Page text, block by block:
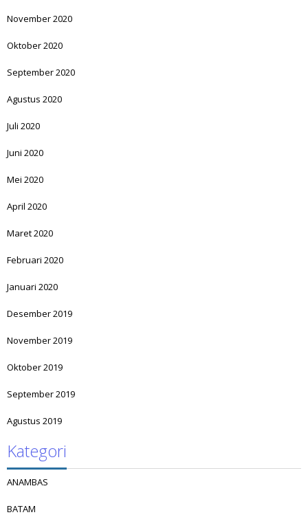
November 2020
Oktober 2020
September 2020
Agustus 2020
Juli 2020
Juni 2020
Mei 2020
April 2020
Maret 2020
Februari 2020
Januari 2020
Desember 2019
November 2019
Oktober 2019
September 2019
Agustus 2019
Kategori
ANAMBAS
BATAM